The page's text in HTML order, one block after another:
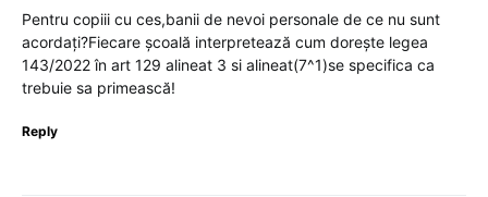
Pentru copiii cu ces,banii de nevoi personale de ce nu sunt
acordați?Fiecare școală interpretează cum dorește legea
143/2022 în art 129 alineat 3 si alineat(7^1)se specifica ca
trebuie sa primească!
Reply